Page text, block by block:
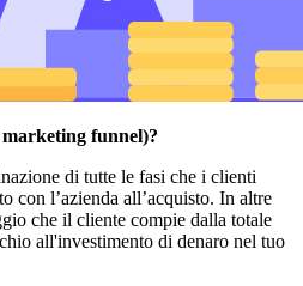
funnel)?
di tutte le fasi che i clienti
con l’azienda all’acquisto. In altre
che il cliente compie dalla totale
all'investimento di denaro nel tuo